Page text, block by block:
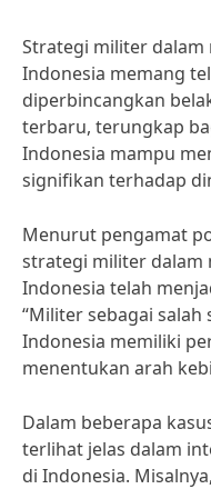
Strategi militer
Indonesia memang
diperbincangkan
terbaru, terungkap
Indonesia mampu
signifikan terhadap
Menurut pengamat
strategi militer dalam
Indonesia telah
“Militer sebagai
Indonesia memiliki
menentukan arah
Dalam beberapa
terlihat jelas dalam
di Indonesia.